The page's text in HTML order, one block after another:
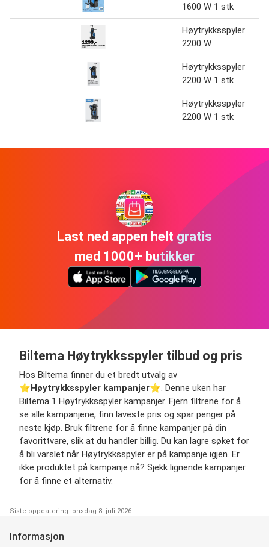
1600 W 1 stk
Høytrykksspyler
2200 W
Høytrykksspyler
2200 W 1 stk
Høytrykksspyler
2200 W 1 stk
Last ned appen helt gratis
med 1000+ butikker
Biltema Høytrykksspyler tilbud og pris
Hos Biltema finner du et bredt utvalg av
⭐️Høytrykksspyler kampanjer⭐️. Denne uken har
Biltema 1 Høytrykksspyler kampanjer. Fjern filtrene for å
se alle kampanjene, finn laveste pris og spar penger på
neste kjøp. Bruk filtrene for å finne kampanjer på din
favorittvare, slik at du handler billig. Du kan lagre søket for
å bli varslet når Høytrykksspyler er på kampanje igjen. Er
ikke produktet på kampanje nå? Sjekk lignende kampanjer
for å finne et alternativ.
Siste oppdatering: onsdag 8. juli 2026
Informasjon